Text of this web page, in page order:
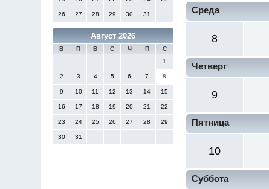
26 27 28 29 30 31
Август 2026
В П В С Ч П
С
1
2 3 4 5 6 7 8
9 10 11 12 13 14 15
16 17 18 19 20 21 22
23 24 25 26 27 28 29
30 31
Среда
8
Четверг
9
Пятница
10
Суббота